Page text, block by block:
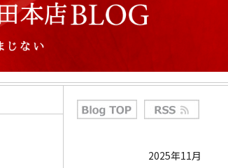
お問い合わせ| プライバシーポリ
2025年11月